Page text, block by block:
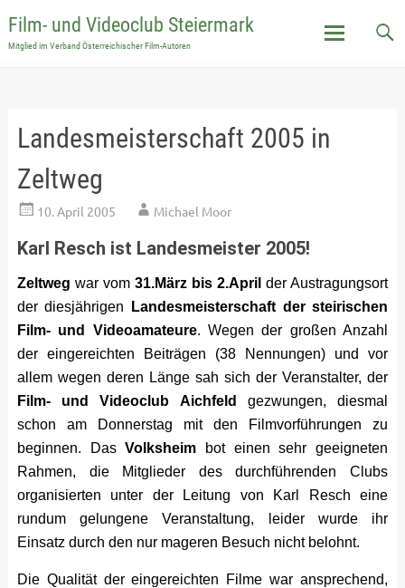
Film- und Videoclub Steiermark
Mitglied im Verband Österreichischer Film-Autoren
Landesmeisterschaft 2005 in
Zeltweg
10. April 2005 Michael Moor
Karl Resch ist Landesmeister 2005!
Zeltweg war vom 31.März bis 2.April der Austragungsort
der diesjährigen
Landesmeisterschaft der steirischen
Film- und Videoamateure. Wegen der großen Anzahl
der eingereichten Beiträgen (38 Nennungen) und vor
allem wegen deren Länge sah sich der Veranstalter, der
Film- und Videoclub Aichfeld
gezwungen, diesmal
schon am Donnerstag mit den Filmvorführungen zu
beginnen. DasVolksheim bot einen sehr geeigneten
Rahmen, die Mitglieder des durchführenden Clubs
organisierten unter der Leitung von Karl Resch eine
rundum gelungene Veranstaltung, leider wurde ihr
Einsatz durch den nur mageren Besuch nicht belohnt.
Die Qualität der eingereichten Filme war ansprechend,